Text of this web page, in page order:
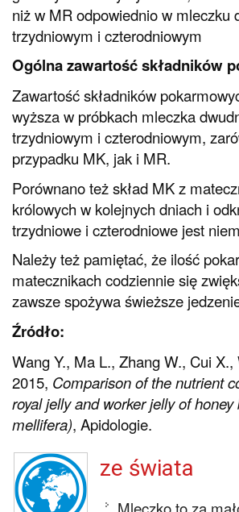
niż w MR odpowiednio w mleczku
trzydniowym i czterodniowym
Ogólna zawartość składników
Zawartość składników
wyższa w próbkach mleczka
trzydniowym i czterodniowym,
przypadku MK, jak i MR.
Porównano też skład MK z
królowych w kolejnych dniach i
trzydniowe i czterodniowe jest
Należy też pamiętać, że ilość
matecznikach codziennie się
zawsze spożywa świeższe
Źródło:
Wang Y., Ma L., Zhang W., Cui
2015, Comparison of the nutrient
royal jelly and worker jelly of
mellifera), Apidologie.
ze świata
Mleczko to za